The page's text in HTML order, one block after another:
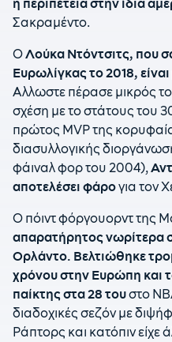
η περιπέτεια στην ίδια
Σακραμέντο.
ΟΛούκα Ντόντσιτς, που
Ευρωλίγκας το 2018,
Αλλωστε πέρασε μικρός
σχέση με το στάτους του
πρώτος MVP της
διασυλλογικής
φάιναλ φορ του 2004),
αποτελέσει φάρογια τον
Ο πόιντ φόργουορντ της
απαρατήρητος νωρίτερα
Ορλάντο. Βελτιώθηκε
χρόνου στην Ευρώπη και
παίκτης στα 28 τουστο
διαδοχικές σεζόν με
Ράπτορς και κατόπιν είχε